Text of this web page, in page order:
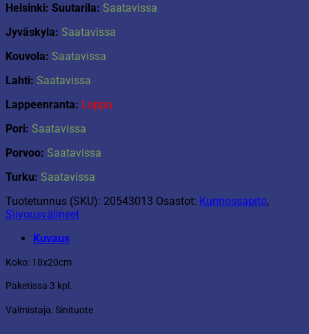
Helsinki: Suutarila: Saatavissa
Jyväskyla: Saatavissa
Kouvola: Saatavissa
Lahti: Saatavissa
Lappeenranta: Loppu
Pori: Saatavissa
Porvoo: Saatavissa
Turku: Saatavissa
Tuotetunnus (SKU): 20543013 Osastot: Kunnossapito,
Siivousvälineet
Kuvaus
Koko: 18x20cm
Paketissa 3 kpl.
Valmistaja: Sinituote